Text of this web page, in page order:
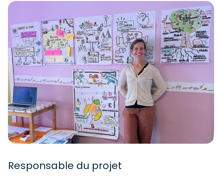
Responsable du projet